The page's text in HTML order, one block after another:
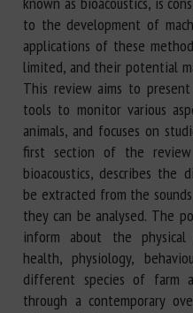
to the development of
applications of these
limited, and their potential
This review aims to
tools to monitor various
animals, and focuses on
first section of the
bioacoustics, describes the
be extracted from the
they can be analysed. The
inform about the physical
health, physiology,
different species of farm
through a contemporary